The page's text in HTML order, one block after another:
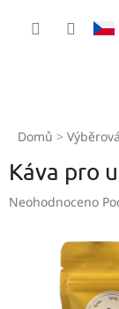
Domů
Káva pro
Průměrné
Neohodnoceno